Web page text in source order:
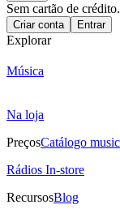
Sem cartão de
Criar conta Entrar
Explorar
Música
Na loja
PreçosCatálogo
Rádios In-store
RecursosBlog